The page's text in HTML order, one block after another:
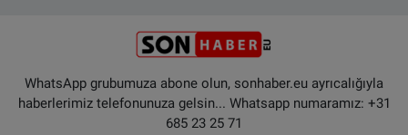
WhatsApp grubumuza abone olun, sonhaber.eu ayrıcalığıyla
haberlerimiz telefonunuza gelsin... Whatsapp numaramız: +31
685 23 25 71